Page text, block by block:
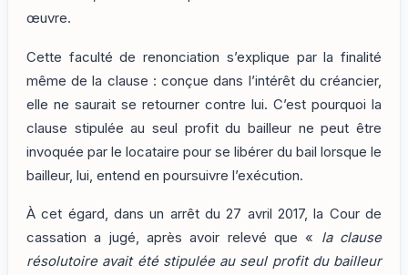
œuvre.
Cette faculté de renonciation s’explique par la finalité
même de la clause : conçue dans l’intérêt du créancier,
elle ne saurait se retourner contre lui. C’est pourquoi la
clause stipulée au seul profit du bailleur ne peut être
invoquée par le locataire pour se libérer du bail lorsque le
bailleur, lui, entend en poursuivre l’exécution.
À cet égard, dans un arrêt du 27 avril 2017, la Cour de
cassation a jugé, après avoir relevé que « la clause
résolutoire avait été stipulée au seul profit du bailleur